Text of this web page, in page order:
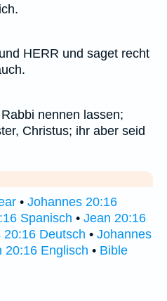
HERR und saget recht
nennen lassen;
Christus; ihr aber seid
• Johannes 20:16
Spanisch • Jean 20:16
20:16 Deutsch • Johannes
20:16 Englisch • Bible